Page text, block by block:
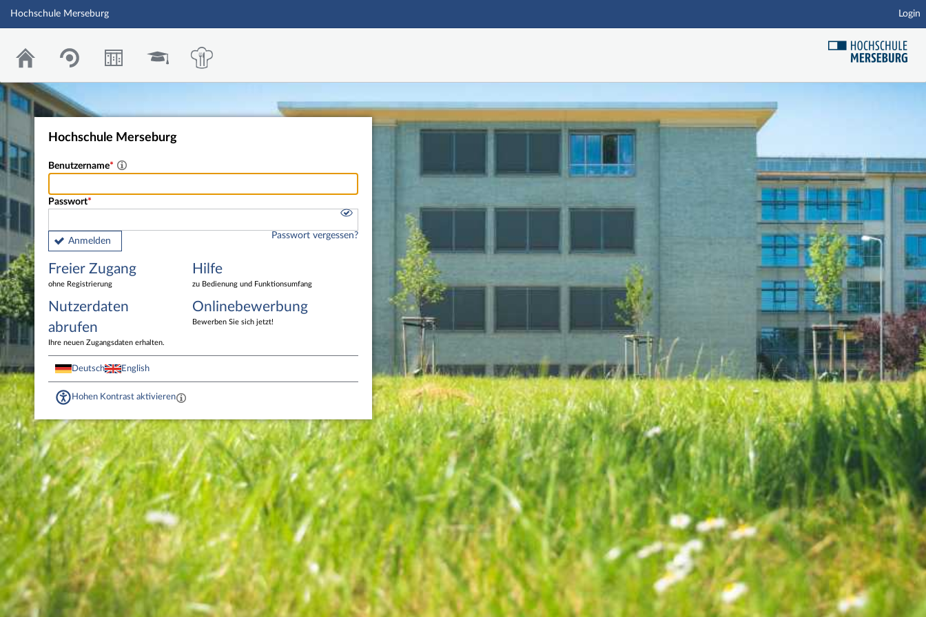
Hauptnavigation
Fußzeile
Hochschule Merseburg Login
Hochschule Merseburg
Benutzername
Passwort
Anmelden
Passwort vergessen?
Freier Zugang
ohne Registrierung
Hilfe
zu Bedienung und Funktionsumfang
Nutzerdaten
abrufen
Ihre neuen Zugangsdaten erhalten.
Onlinebewerbung
Bewerben Sie sich jetzt!
Deutsch English
Hohen Kontrast aktivieren